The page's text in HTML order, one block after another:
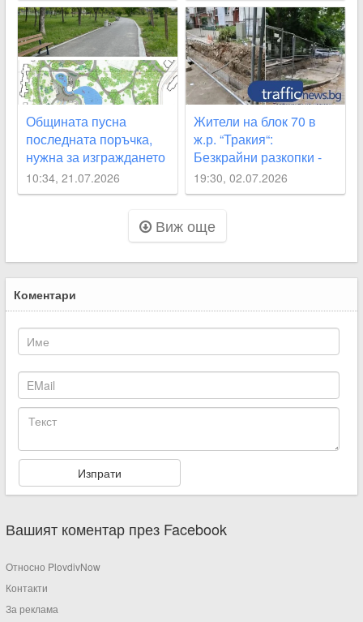
Общината пусна
последната поръчка,
нужна за изграждането
на парка „Кан Крум“
10:34, 21.07.2026
Жители на блок 70 в
ж.р. “Тракия“:
Безкрайни разкопки -
хоризонт няма
19:30, 02.07.2026
Виж още
Коментари
Вашият коментар през Facebook
Относно PlovdivNow
Контакти
За реклама